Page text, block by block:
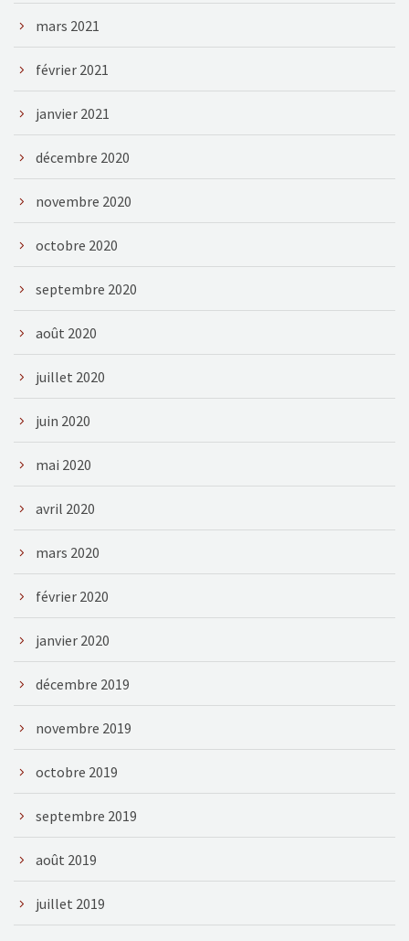
mars 2021
février 2021
janvier 2021
décembre 2020
novembre 2020
octobre 2020
septembre 2020
août 2020
juillet 2020
juin 2020
mai 2020
avril 2020
mars 2020
février 2020
janvier 2020
décembre 2019
novembre 2019
octobre 2019
septembre 2019
août 2019
juillet 2019